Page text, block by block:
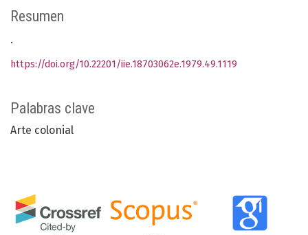
Palabras clave
Arte colonial
Resumen
.
https://doi.org/10.22201/iie.18703062e.1979.49.1119